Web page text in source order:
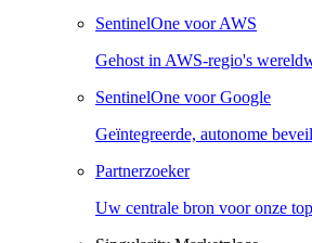
SentinelOne voor AWS
Gehost in AWS-regio's
SentinelOne voor Google
Geïntegreerde, autonome
Partnerzoeker
Uw centrale bron voor onze